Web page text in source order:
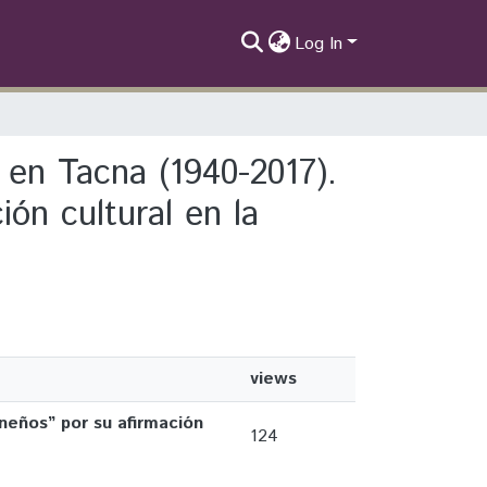
Log In
Tacna (1940-2017).
cultural en la
views
por su afirmación
124